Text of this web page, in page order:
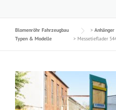
Blomenröhr Fahrzeugbau > Anhänger
Typen & Modelle
> Messetieflader